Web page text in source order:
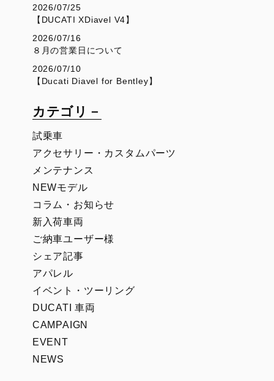
2026/07/25
【DUCATI XDiavel V4】
2026/07/16
８月の営業日について
2026/07/10
【Ducati Diavel for Bentley】
カテゴリ－
試乗車
アクセサリー・カスタムパーツ
メンテナンス
NEWモデル
コラム・お知らせ
新入荷車両
ご納車ユーザー様
シェア記事
アパレル
イベント・ツーリング
DUCATI 車両
CAMPAIGN
EVENT
NEWS